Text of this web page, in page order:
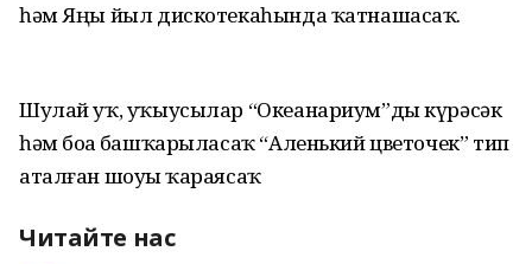
һәм Яңы йыл дискотекаһында ҡатнашасаҡ.
Шулай уҡ, уҡыусылар “Океанариум”ды күрәсәк
һәм боҙҙа башҡарыласаҡ “Аленький цветочек” тип
аталған шоуҙы ҡараясаҡ
Читайте нас